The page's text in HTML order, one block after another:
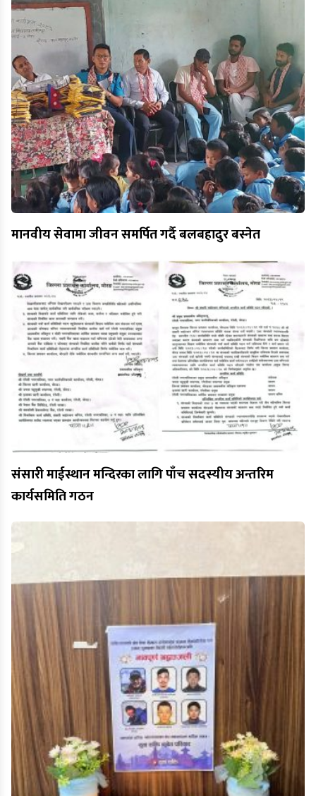
मानवीय सेवामा जीवन समर्पित गर्दै बलबहादुर बस्नेत
संसारी माईस्थान मन्दिरका लागि पाँच सदस्यीय अन्तरिम
कार्यसमिति गठन